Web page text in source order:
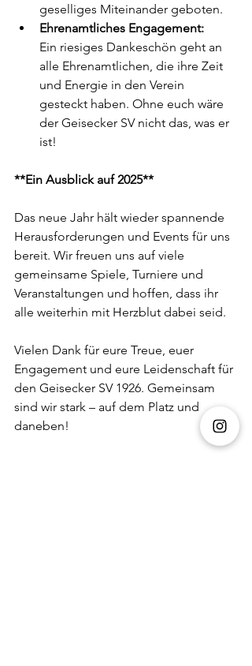
geselliges Miteinander geboten.
Ehrenamtliches Engagement:
Ein riesiges Dankeschön geht an
alle Ehrenamtlichen, die ihre Zeit
und Energie in den Verein
gesteckt haben. Ohne euch wäre
der Geisecker SV nicht das, was er
ist!
**Ein Ausblick auf 2025**
Das neue Jahr hält wieder spannende
Herausforderungen und Events für uns
bereit. Wir freuen uns auf viele
gemeinsame Spiele, Turniere und
Veranstaltungen und hoffen, dass ihr
alle weiterhin mit Herzblut dabei seid.
Vielen Dank für eure Treue, euer
Engagement und eure Leidenschaft für
den Geisecker SV 1926. Gemeinsam
sind wir stark – auf dem Platz und
daneben!